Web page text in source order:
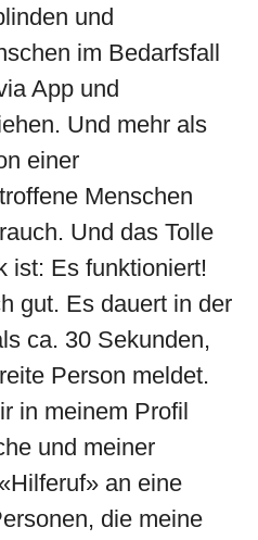
und
im Bedarfsfall
App und
Und mehr als
einer
Menschen
Und das Tolle
ist: Es funktioniert!
gut. Es dauert in der
ca. 30 Sekunden,
Person meldet.
in meinem Profil
und meiner
an eine
die meine